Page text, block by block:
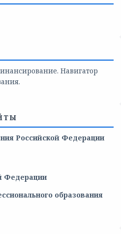
Навигатор
Российской Федерации
Федерации
образования